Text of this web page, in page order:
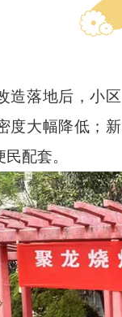
落地后，小区
度大幅降低；
配套。